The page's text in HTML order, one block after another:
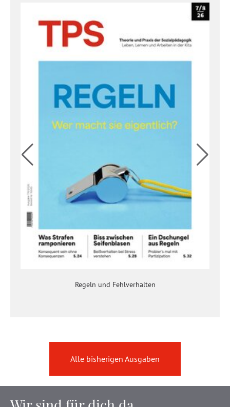
Regeln und Fehlverhalten
Alle bisherigen Ausgaben